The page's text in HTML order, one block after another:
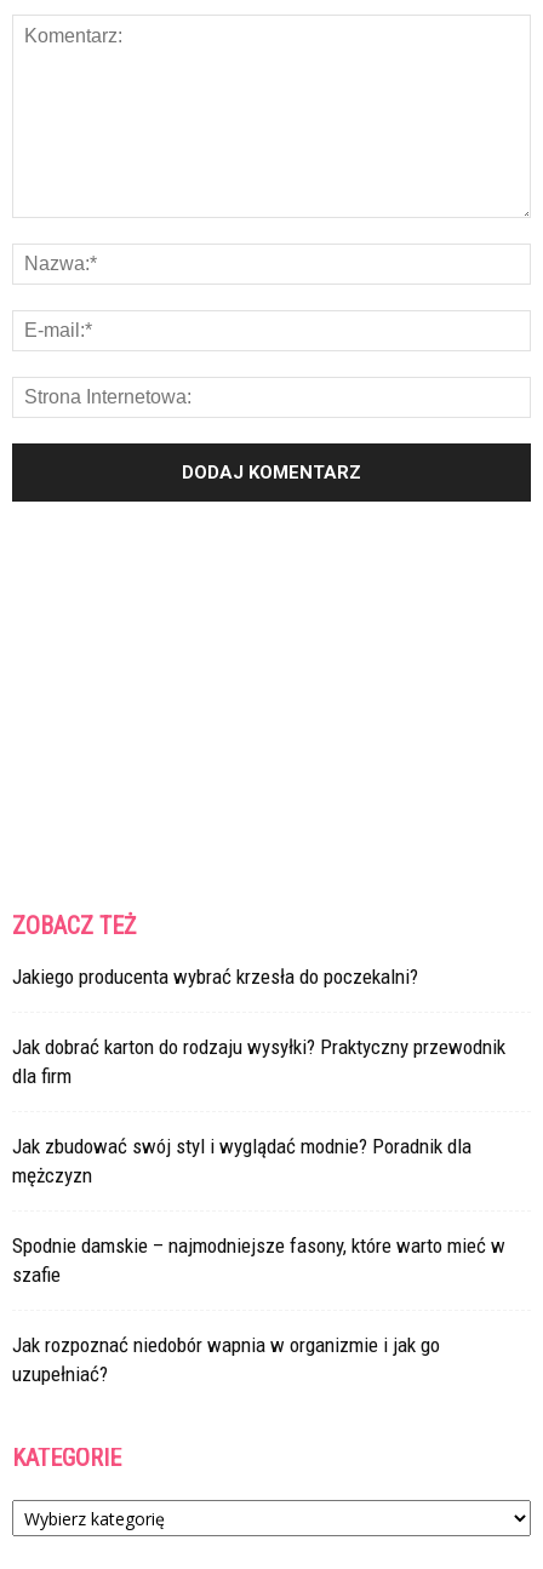
ZOBACZ TEŻ
Jakiego producenta wybrać krzesła do poczekalni?
Jak dobrać karton do rodzaju wysyłki? Praktyczny przewodnik
dla firm
Jak zbudować swój styl i wyglądać modnie? Poradnik dla
mężczyzn
Spodnie damskie – najmodniejsze fasony, które warto mieć w
szafie
Jak rozpoznać niedobór wapnia w organizmie i jak go
uzupełniać?
KATEGORIE
Kategorie